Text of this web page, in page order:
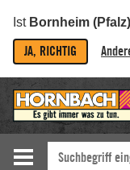
Ist Bornheim (Pfalz)
JA, RICHTIG